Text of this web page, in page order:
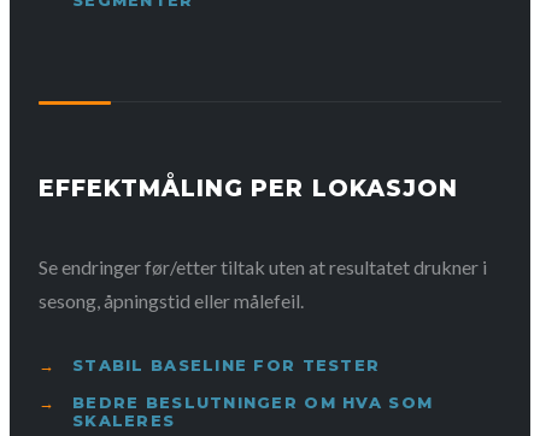
EFFEKTMÅLING PER LOKASJON
Se endringer før/etter tiltak uten at resultatet drukner i
sesong, åpningstid eller målefeil.
STABIL BASELINE FOR TESTER
BEDRE BESLUTNINGER OM HVA SOM
SKALERES